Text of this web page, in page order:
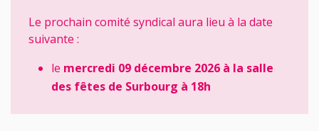
Le prochain comité syndical aura lieu à la date
suivante :
le mercredi 09 décembre 2026 à la salle
des fêtes de Surbourg à 18h